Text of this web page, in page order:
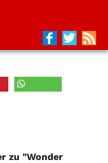
zu "Wonder